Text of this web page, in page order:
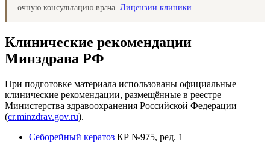
очную консультацию врача. Лицензии клиники
Клинические рекомендации
Минздрава РФ
При подготовке материала использованы официальные
клинические рекомендации, размещённые в реестре
Министерства здравоохранения Российской Федерации
(cr.minzdrav.gov.ru).
Себорейный кератоз КР №975, ред. 1